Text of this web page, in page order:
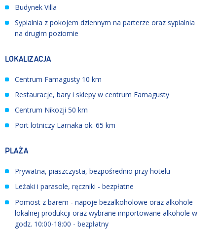
Budynek Villa
Sypialnia z pokojem dziennym na parterze oraz sypialnia
na drugim poziomie
LOKALIZACJA
Centrum Famagusty 10 km
Restauracje, bary i sklepy w centrum Famagusty
Centrum Nikozji 50 km
Port lotniczy Larnaka ok. 65 km
PLAŻA
Prywatna, piaszczysta, bezpośrednio przy hotelu
Leżaki i parasole, ręczniki - bezpłatne
Pomost z barem - napoje bezalkoholowe oraz alkohole
lokalnej produkcji oraz wybrane importowane alkohole w
godz. 10:00-18:00 - bezpłatny